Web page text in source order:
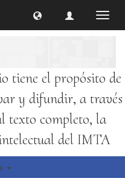
tiene el propósito de
y difundir, a través
texto completo, la
del IMTA